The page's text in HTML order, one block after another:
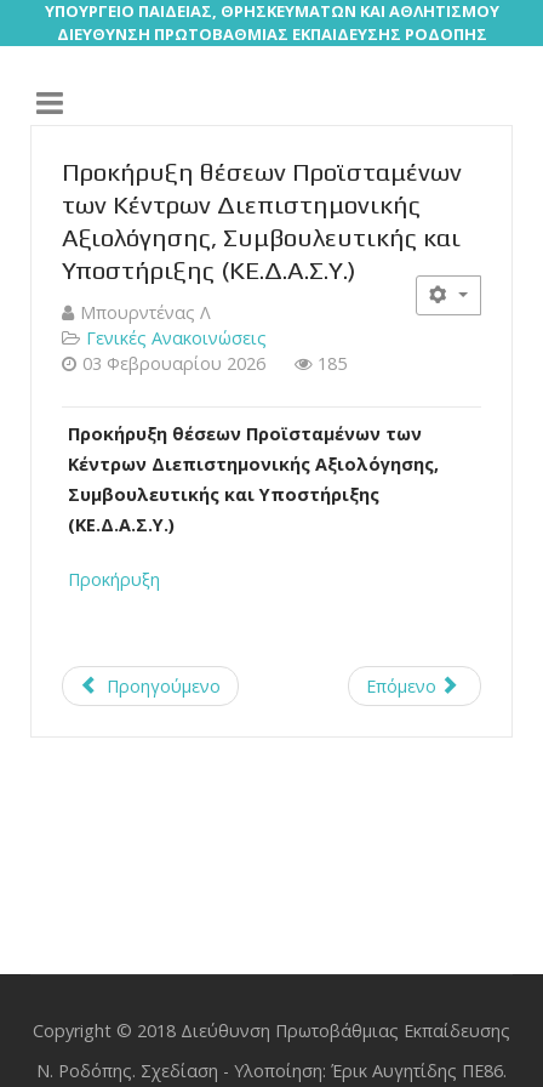
ΥΠΟΥΡΓΕΙΟ ΠΑΙΔΕΙΑΣ, ΘΡΗΣΚΕΥΜΑΤΩΝ ΚΑΙ ΑΘΛΗΤΙΣΜΟΥ
ΔΙΕΥΘΥΝΣΗ ΠΡΩΤΟΒΑΘΜΙΑΣ ΕΚΠΑΙΔΕΥΣΗΣ ΡΟΔΟΠΗΣ
Προκήρυξη θέσεων Προϊσταμένων
των Κέντρων Διεπιστημονικής
Αξιολόγησης, Συμβουλευτικής και
Υποστήριξης (ΚΕ.Δ.Α.Σ.Υ.)
Μπουρντένας Λ
Γενικές Ανακοινώσεις
03 Φεβρουαρίου 2026
185
Προκήρυξη θέσεων Προϊσταμένων των
Κέντρων Διεπιστημονικής Αξιολόγησης,
Συμβουλευτικής και Υποστήριξης
(ΚΕ.Δ.Α.Σ.Υ.)
Προκήρυξη
Προηγούμενο Επόμενο
Copyright © 2018 Διεύθυνση Πρωτοβάθμιας Εκπαίδευσης
Ν. Ροδόπης. Σχεδίαση - Υλοποίηση: Έρικ Αυγητίδης ΠΕ86.